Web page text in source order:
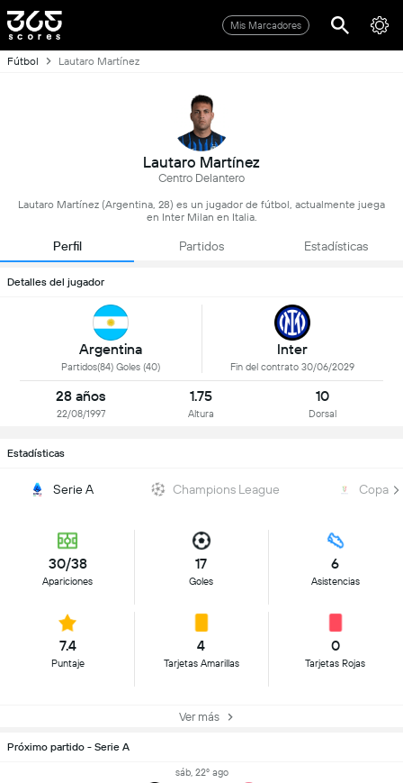
Mis Marcadores
Fútbol Lautaro Martínez
Lautaro Martínez
Centro Delantero
Lautaro Martínez (Argentina, 28) es un jugador de fútbol, actualmente juega
en Inter Milan en Italia.
Perfil Partidos Estadísticas
Detalles del jugador
Argentina
Partidos(84) Goles (40)
Inter
Fin del contrato 30/06/2029
28 años
22/08/1997
1.75
Altura
10
Dorsal
Estadísticas
Serie A Champions League Copa
30/38
Apariciones
17
Goles
6
Asistencias
7.4
Puntaje
4
Tarjetas Amarillas
0
Tarjetas Rojas
Ver más
Próximo partido - Serie A
sáb, 22º ago